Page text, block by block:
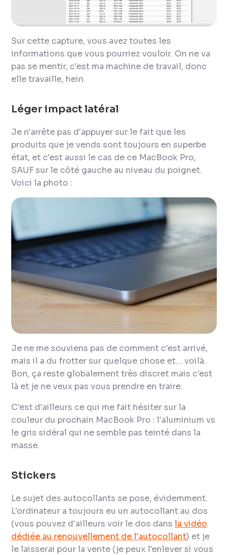
Sur cette capture, vous avez toutes les
informations que vous pourriez vouloir. On ne va
pas se mentir, c'est ma machine de travail, donc
elle travaille, hein.
Léger impact latéral
Je n'arrête pas d'appuyer sur le fait que les
produits que je vends sont toujours en superbe
état, et c'est aussi le cas de ce MacBook Pro,
SAUF sur le côté gauche au niveau du poignet.
Voici la photo :
Je ne me souviens pas de comment c'est arrivé,
mais il a du frotter sur quelque chose et… voilà.
Bon, ça reste globalement très discret mais c'est
là et je ne veux pas vous prendre en traire.
C'est d'ailleurs ce qui me fait hésiter sur la
couleur du prochain MacBook Pro : l'aluminium vs
le gris sidéral qui ne semble pas teinté dans la
masse.
Stickers
Le sujet des autocollants se pose, évidemment.
L'ordinateur a toujours eu un autocollant au dos
(vous pouvez d'ailleurs voir le dos dansla vidéo
dédiée au renouvellement de l'autocollant) et je
le laisserai pour la vente (je peux l'enlever si vous